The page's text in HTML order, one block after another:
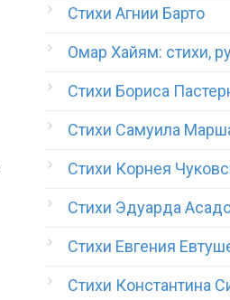
Стихи Агнии Барто
Омар Хайям: стихи,
Стихи Бориса
Стихи Самуила
Стихи Корнея
Стихи Эдуарда
Стихи Евгения
Стихи Константина